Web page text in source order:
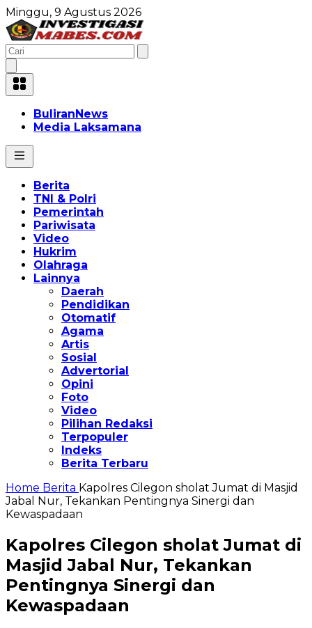
Minggu, 9 Agustus 2026
BuliranNews
Media Laksamana
Berita
TNI & Polri
Pemerintah
Pariwisata
Video
Hukrim
Olahraga
Lainnya
Daerah
Pendidikan
Otomatif
Agama
Artis
Sosial
Advertorial
Opini
Foto
Video
Pilihan Redaksi
Terpopuler
Indeks
Berita Terbaru
Home Berita Kapolres Cilegon sholat Jumat di Masjid
Jabal Nur, Tekankan Pentingnya Sinergi dan
Kewaspadaan
Kapolres Cilegon sholat Jumat di
Masjid Jabal Nur, Tekankan
Pentingnya Sinergi dan
Kewaspadaan